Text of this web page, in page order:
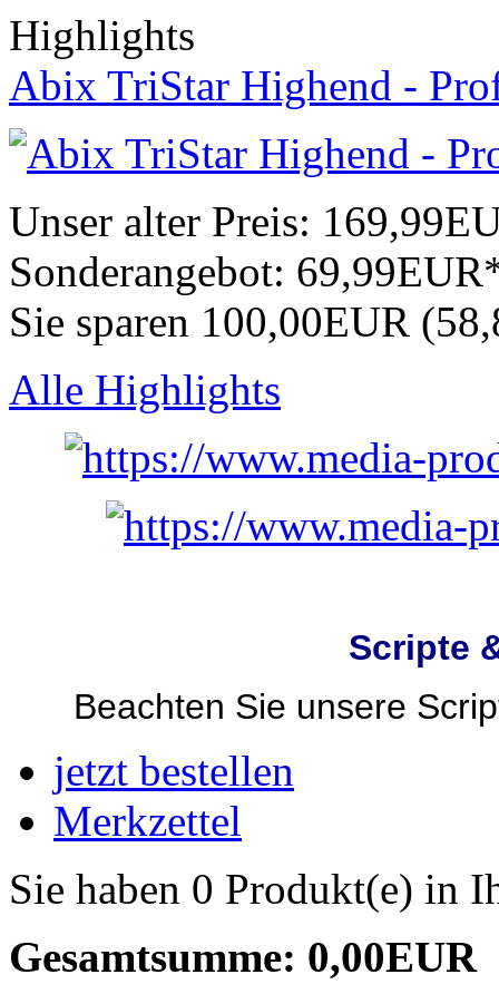
Highlights
Abix TriStar Highend -
Unser alter Preis:
Sonderangebot:
Sie sparen 100,00EUR
Alle Highlights
Scripte
Beachten Sie unsere
jetzt bestellen
Merkzettel
Sie haben 0 Produkt(e) in
Gesamtsumme: 0,00EUR